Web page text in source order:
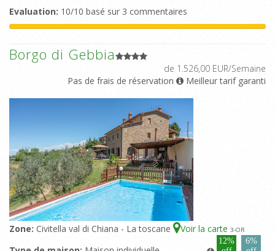
Evaluation: 10/10 basé sur 3 commentaires
Borgo di Gebbia
de 1.526,00 EUR/Semaine
Pas de frais de réservation
Meilleur tarif garanti
Zone: Civitella val di Chiana - La toscane Voir la carte 3-OR
12%
6%